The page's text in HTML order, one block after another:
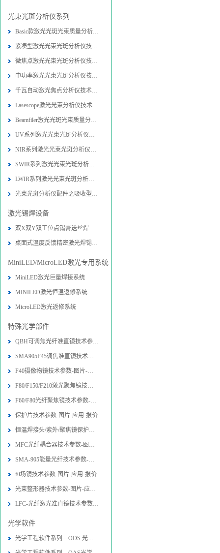
光束光斑分析仪系列
Basic款激光光斑光束质量分析仪技术
紧凑型激光光束光斑分析仪技术参数-
微焦点激光光束光斑分析仪技术参数-
中功率激光光束光斑分析仪技术参数-
千瓦自动激光焦点分析仪技术参数-图
Lasescope激光光束分析仪技术参数-
Beamfiler激光光斑光束质量分析仪技
UV系列激光光束光斑分析仪技术参数-
NIR系列激光光束光斑分析仪技术参数
SWIR系列激光光束光斑分析仪技术参数
LWIR系列激光光束光斑分析仪技术参数
光束光斑分析仪配件之吸收型衰减器技
激光锡焊设备
双X双Y双工位点锡膏送丝焊接机设备-
桌面式温度反馈精密激光焊锡系统图片
MiniLED/MicroLED激光专用系统
MiniLED激光巨量焊接系统
MINILED激光恒温返修系统
MicroLED激光返修系统
特殊光学部件
QBH可调焦光纤准直镜技术参数-图片-
SMA905F45调焦准直镜技术参数-图片
F40摄像物镜技术参数-图片-应用-报价
F80/F150/F210激光聚焦镜技术参数-
F60/F80光纤聚焦镜技术参数-图片-应
保护片技术参数-图片-应用-报价
恒温焊接头/紫外/聚焦镜保护片技术参
MFC光纤耦合器技术参数-图片-应用-报
SMA-905能量光纤技术参数-图片-应用
fθ场镜技术参数-图片-应用-报价
光束整形器技术参数-图片-应用-报价
LFC-光纤激光准直镜技术参数-图片-应
光学软件
光学工程软件系列—ODS 光学设计软件